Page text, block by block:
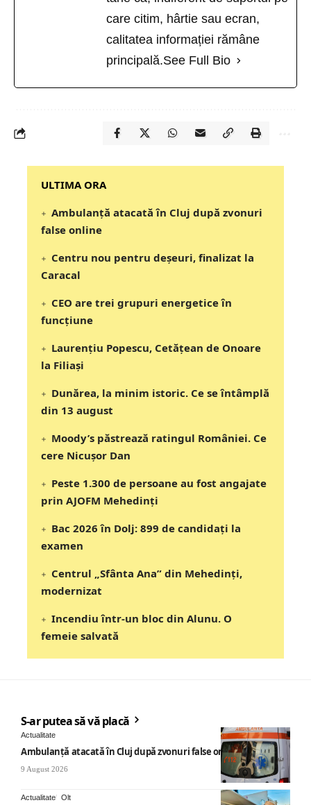
care citim, hârtie sau ecran,
calitatea informației rămâne
principală.See Full Bio
‎‎‎‎‎‎‎ULTIMA ORA
Ambulanță atacată în Cluj după zvonuri
false online
Centru nou pentru deșeuri, finalizat la
Caracal
CEO are trei grupuri energetice în
funcțiune
Laurențiu Popescu, Cetățean de Onoare
la Filiași
Dunărea, la minim istoric. Ce se întâmplă
din 13 august
Moody’s păstrează ratingul României. Ce
cere Nicușor Dan
Peste 1.300 de persoane au fost angajate
prin AJOFM Mehedinți
Bac 2026 în Dolj: 899 de candidați la
examen
Centrul „Sfânta Ana” din Mehedinți,
modernizat
Incendiu într-un bloc din Alunu. O
femeie salvată
S-ar putea să vă placă
Actualitate
Ambulanță atacată în Cluj după zvonuri false online
9 August 2026
Actualitate Olt